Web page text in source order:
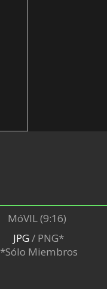
MóVIL (9:16)
JPG/ PNG*
*Sólo Miembros